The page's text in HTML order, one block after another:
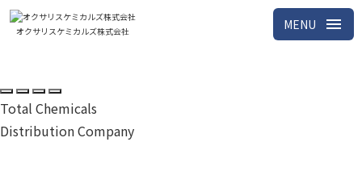
オクサリスケミカルズ株式会社 MENU menu
Total Chemicals
Distribution Company